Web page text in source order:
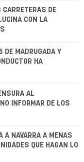
CARRETERAS DE
CON LA
DE MADRUGADA Y
HA
AL
INFORMAR DE LOS
A NAVARRA A MENAS
QUE HAGAN LO